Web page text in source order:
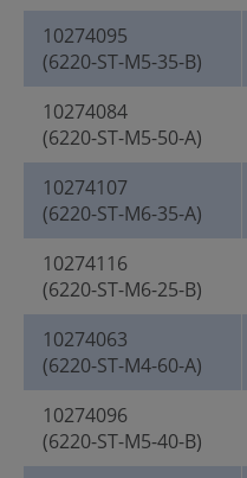
10274095
(6220-ST-M5-35-B)
10274084
(6220-ST-M5-50-A)
10274107
(6220-ST-M6-35-A)
10274116
(6220-ST-M6-25-B)
10274063
(6220-ST-M4-60-A)
10274096
(6220-ST-M5-40-B)